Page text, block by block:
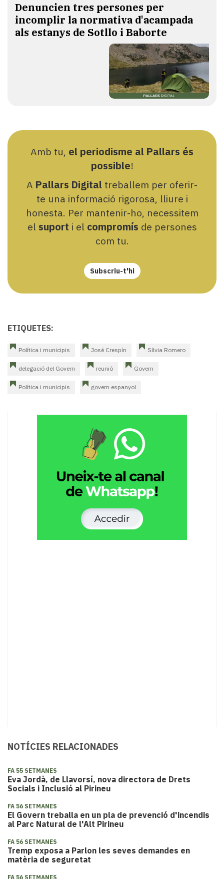
Denuncien tres persones per
incomplir la normativa d'acampada
als estanys de Sotllo i Baborte
Amb tu, el periodisme al Pallars és
possible!
A Pallars Digital treballem per oferir-
te una informació rigorosa, lliure i
honesta. Per mantenir-ho, necessitem
el suport i el compromís de persones
com tu.
Subscriu-t'hi
ETIQUETES:
Política i municipis José Crespín Sílvia Romero
delegació del Govern reunió Govern
Política i municipis govern espanyol
NOTÍCIES RELACIONADES
FA 55 SETMANES
Eva Jordà, de Llavorsí, nova directora de Drets
Socials i Inclusió al Pirineu
FA 56 SETMANES
El Govern treballa en un pla de prevenció d'incendis
al Parc Natural de l'Alt Pirineu
FA 56 SETMANES
Tremp exposa a Parlon les seves demandes en
matèria de seguretat
FA 56 SETMANES